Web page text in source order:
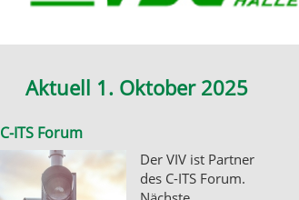
Aktuell 1. Oktober 2025
C-ITS Forum
Der VIV ist Partner
des C-ITS Forum.